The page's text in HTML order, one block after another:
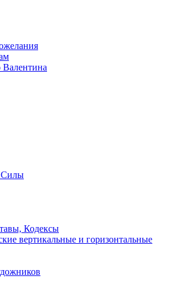
Силы
Кодексы
вертикальные и горизонтальные